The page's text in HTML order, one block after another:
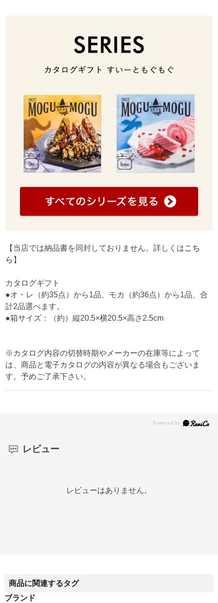
【当店では納品書を同封しておりません。詳しくはこち
ら 】
カタログギフト
●オ・レ（約35点）から1品、モカ（約36点）から1品、合
計2品選べます。
●箱サイズ：（約）縦20.5×横20.5×高さ2.5cm
※カタログ内容の切替時期やメーカーの在庫等によって
は、商品と電子カタログの内容が異なる場合もございま
す。予めご了承下さい。
レビュー
レビューはありません。
商品に関連するタグ
ブランド